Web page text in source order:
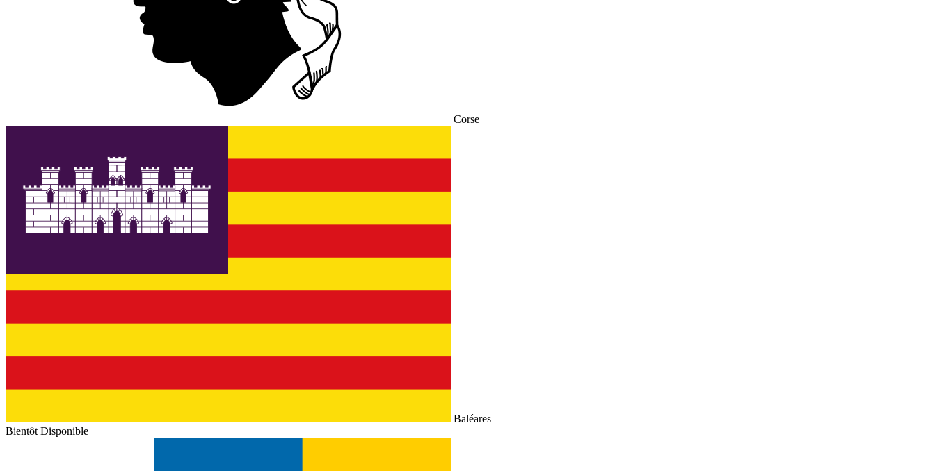
Corse
Baléares
Bientôt Disponible